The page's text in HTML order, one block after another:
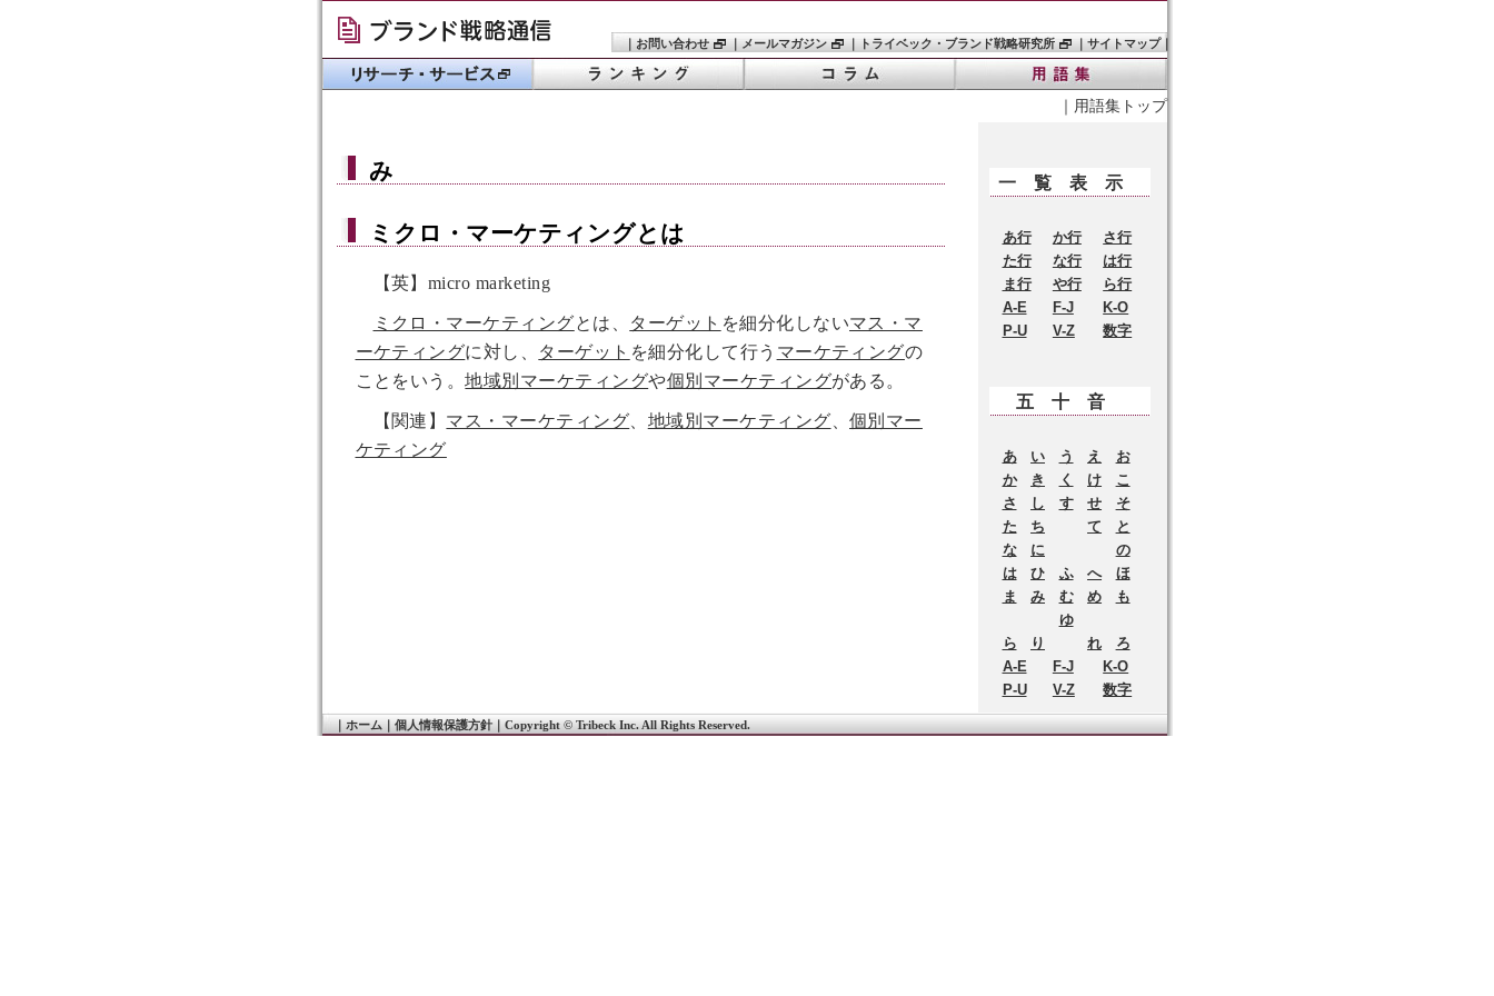
｜ お問い合わせ ｜ メールマガジン ｜ トライベック・ブランド戦略研究所 ｜ サイトマップ｜
｜ 用語集トップ
み
ミクロ・マーケティングとは
【英】micro marketing
ミクロ・マーケティングとは、 ターゲット を細分化しないマス・マ
ーケティングに対し、 ターゲット を細分化して行う マーケティングの
ことをいう。地域別マーケティングや個別マーケティングがある。
【関連】 マス・マーケティング 地域別マーケティング 、個別マー
ケティング
一覧表示
あ行 か行
さ行
た行
な行
は行
ま行
や行
ら行
A-E
F-J
K-O
P-U
V-Z 数字
五十音
あ い う え
お
か
き く け
こ
さ
し す せ
そ
た
ち て
と
な
に
の
は
ひ ふ へ
ほ
ま
み む め
も
ゆ
ら
り れ
ろ
A-E
F-J
K-O
P-U
V-Z 数字
ホーム｜ 個人情報保護方針｜ Copyright © Tribeck Inc. All Rights Reserved.